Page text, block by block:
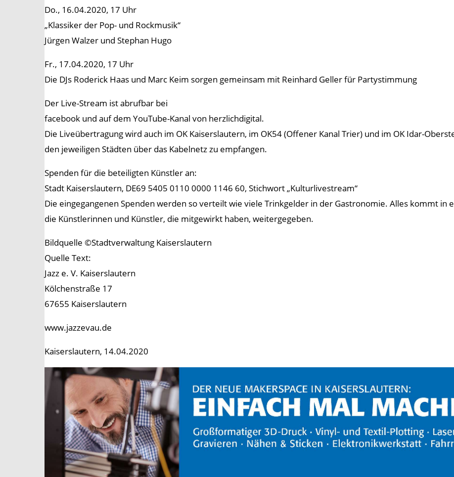
Do., 16.04.2020, 17 Uhr
„Klassiker der Pop- und Rockmusik“
Jürgen Walzer und Stephan Hugo
Fr., 17.04.2020, 17 Uhr
Die DJs Roderick Haas und Marc Keim sorgen gemeinsam mit Reinhard Geller für Partystimmung
Der Live-Stream ist abrufbar bei
facebook und auf dem YouTube-Kanal von herzlichdigital.
Die Liveübertragung wird auch im OK Kaiserslautern, im OK54 (Offener Kanal Trier) und im OK Idar-
den jeweiligen Städten über das Kabelnetz zu empfangen.
Spenden für die beteiligten Künstler an:
Stadt Kaiserslautern, DE69 5405 0110 0000 1146 60, Stichwort „Kulturlivestream“
Die eingegangenen Spenden werden so verteilt wie viele Trinkgelder in der Gastronomie. Alles kommt in
die Künstlerinnen und Künstler, die mitgewirkt haben, weitergegeben.
Bildquelle ©Stadtverwaltung Kaiserslautern
Quelle Text:
Jazz e. V. Kaiserslautern
Kölchenstraße 17
67655 Kaiserslautern
www.jazzevau.de
Kaiserslautern, 14.04.2020